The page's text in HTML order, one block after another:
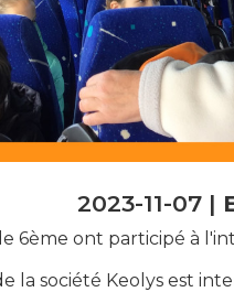
2023-11-07 |
6ème ont participé à
la société Keolys est